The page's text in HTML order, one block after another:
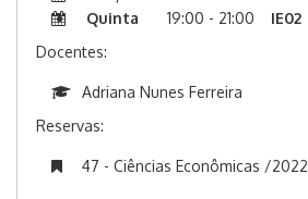
Quinta
19:00 - 21:00
IE02
Docentes:
Adriana Nunes Ferreira
Reservas:
47 - Ciências Econômicas /2022